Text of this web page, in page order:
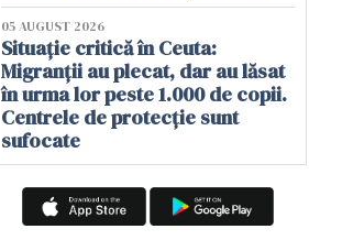
05 AUGUST 2026
Situație critică în Ceuta:
Migranții au plecat, dar au lăsat
în urma lor peste 1.000 de copii.
Centrele de protecție sunt
sufocate